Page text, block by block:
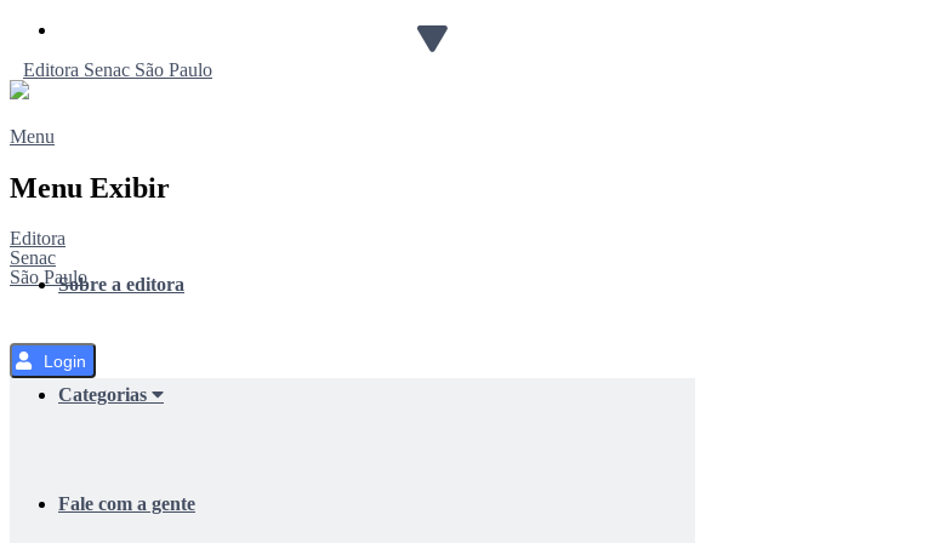
o
Editora Senac São Paulo
Menu
Menu Exibir
Editora
Senac
São PauloSobre a editora
Categorias
Fale com a gente
Login